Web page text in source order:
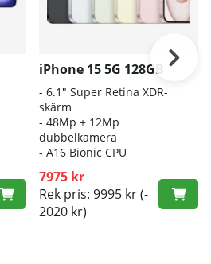
iPhone 15 5G 128GB
- 6.1" Super Retina XDR-
skärm
- 48Mp + 12Mp
dubbelkamera
- A16 Bionic CPU
7975 kr
Rek pris: 9995 kr(-
2020 kr)